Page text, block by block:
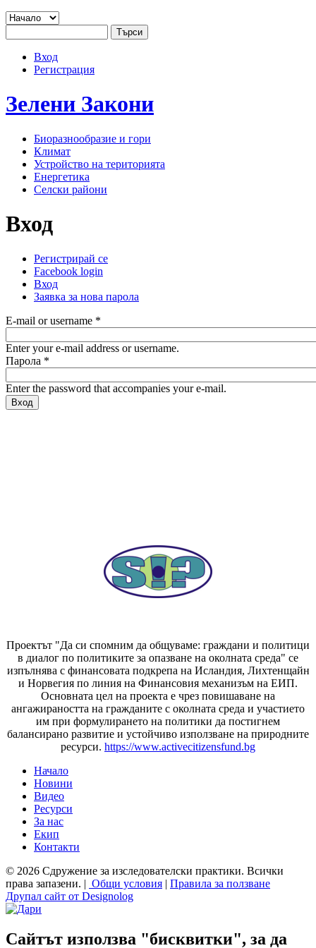
Jump to navigation
Основно меню
User menu
Вход
Регистрация
Зелени Закони
Биоразнообразие и гори
Климат
Устройство на територията
Енергетика
Селски райони
Вход
Primary tabs
Регистрирай се
Facebook login
Вход
Заявка за нова парола
E-mail or username *
Enter your e-mail address or username.
Парола *
Enter the password that accompanies your e-mail.
Проектът "Да си спомним да общуваме: граждани и политици
в диалог по политиките за опазване на околната среда" се
изпълнява с финансовата подкрепа на Исландия, Лихтенщайн
и Норвегия по линия на Финансовия механизъм на ЕИП.
Основната цел на проекта е чрез повишаване на
ангажираността на гражданите с околната среда и участието
им при формулирането на политики да постигнем
балансирано развитие и устойчиво използване на природните
ресурси. https://www.activecitizensfund.bg
Основно меню
Начало
Новини
Видео
Ресурси
За нас
Екип
Контакти
© 2026 Сдружение за изследователски практики. Всички
права запазени. | Общи условия | Правила за ползване
Друпал сайт от Designolog
Сайтът използва "бисквитки", за да